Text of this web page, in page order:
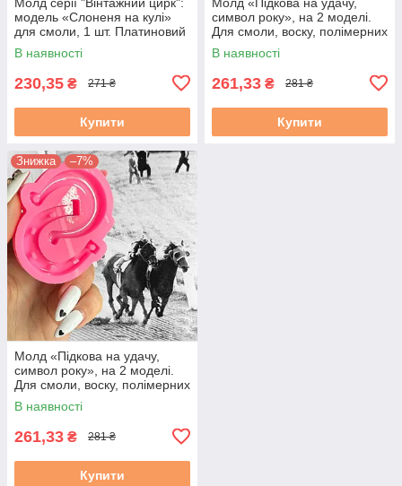
модель «Слоненя на кулі»
для смоли, 1 шт. Платиновий
силікон, SolarArt studio
В наявності
230,35 ₴ 271 ₴
Купити
символ року», на 2 моделі.
Для смоли, воску, полімерних
мас, гіпсу. М. 1
В наявності
261,33 ₴ 281 ₴
Купити
Знижка –7%
Молд «Підкова на удачу,
символ року», на 2 моделі.
Для смоли, воску, полімерних
мас, гіпсу. М. 2
В наявності
261,33 ₴ 281 ₴
Купити